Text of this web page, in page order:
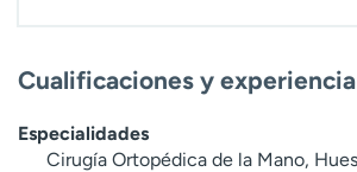
Cualificaciones y experiencia
Especialidades
Cirugía Ortopédica de la Mano,